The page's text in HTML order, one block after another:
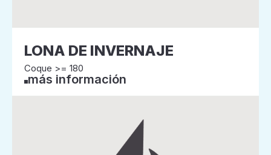
LONA DE INVERNAJE
Coque >= 180
más información